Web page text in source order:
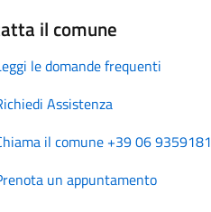
il comune
le domande frequenti
Assistenza
il comune +39 06 9359181
un appuntamento